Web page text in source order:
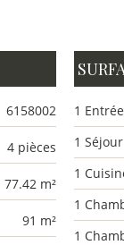
6158002
4 pièces
77.42 m²
91 m²
1 Entrée
1 Séjour
1
1
1